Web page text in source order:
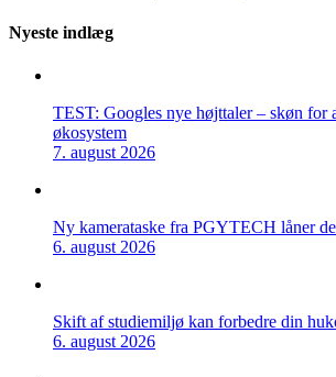
Nyeste indlæg
TEST: Googles nye højttaler – skøn for
økosystem
7. august 2026
Ny kamerataske fra PGYTECH låner
6. august 2026
Skift af studiemiljø kan forbedre din
6. august 2026